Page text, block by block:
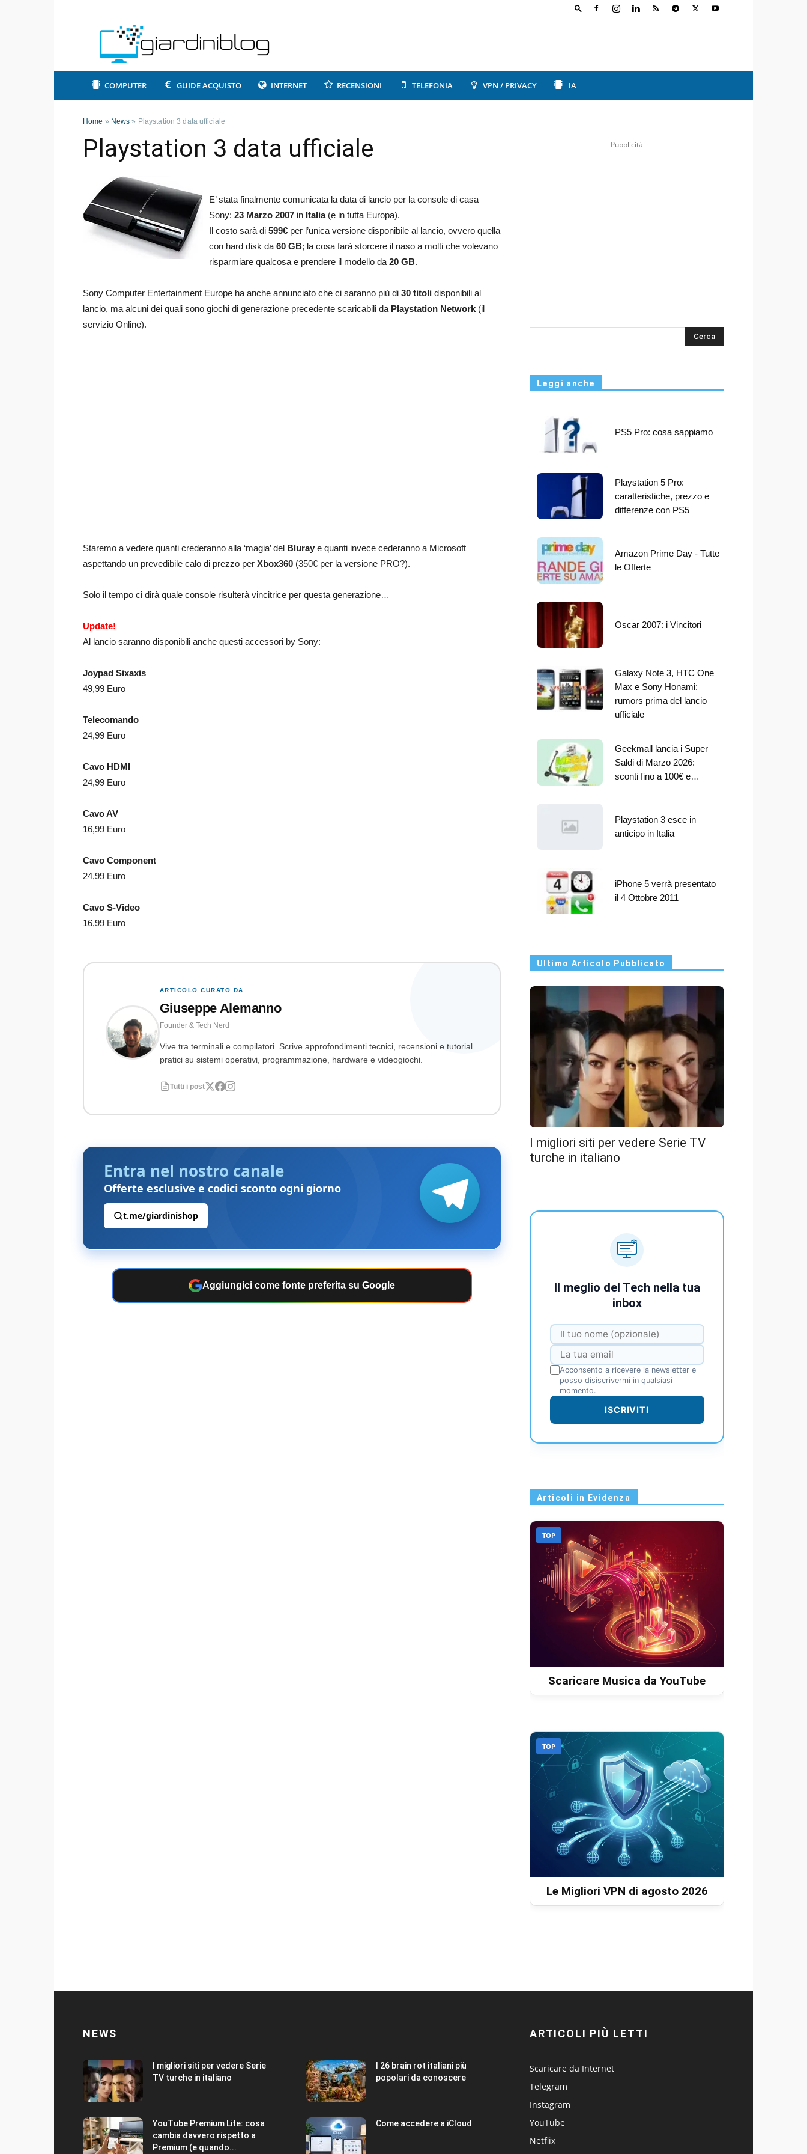
COMPUTER GUIDE ACQUISTO INTERNET RECENSIONI TELEFONIA VPN / PRIVACY IA
Home » News » Playstation 3 data ufficiale
Playstation 3 data ufficiale
E’ stata finalmente comunicata la data di lancio per la console di casa
Sony: 23 Marzo 2007 in Italia(e in tutta Europa).
Il costo sarà di 599€ per l’unica versione disponibile al lancio, ovvero quella
con hard disk da 60 GB; la cosa farà storcere il naso a molti che volevano
risparmiare qualcosa e prendere il modello da 20 GB.
Sony Computer Entertainment Europe ha anche annunciato che ci saranno più di 30 titoli disponibili al
lancio, ma alcuni dei quali sono giochi di generazione precedente scaricabili da Playstation Network (il
servizio Online).
Staremo a vedere quanti crederanno alla ‘magia’ del Bluray e quanti invece cederanno a Microsoft
aspettando un prevedibile calo di prezzo per Xbox360 (350€ per la versione PRO?).
Solo il tempo ci dirà quale console risulterà vincitrice per questa generazione…
Update!
Al lancio saranno disponibili anche questi accessori by Sony:
Joypad Sixaxis
49,99 Euro
Telecomando
24,99 Euro
Cavo HDMI
24,99 Euro
Cavo AV
16,99 Euro
Cavo Component
24,99 Euro
Cavo S-Video
16,99 Euro
ARTICOLO CURATO DA
Giuseppe Alemanno
Founder & Tech Nerd
Vive tra terminali e compilatori. Scrive approfondimenti tecnici, recensioni e tutorial
pratici su sistemi operativi, programmazione, hardware e videogiochi.
Tutti i post
Entra nel nostro canale
Offerte esclusive e codici sconto ogni giorno
t.me/giardinishop
Aggiungici come fonte preferita su Google
Pubblicità
s
Leggi anche
PS5 Pro: cosa sappiamo
Playstation 5 Pro:
caratteristiche, prezzo e
differenze con PS5
Amazon Prime Day - Tutte
le Offerte
Oscar 2007: i Vincitori
Galaxy Note 3, HTC One
Max e Sony Honami:
rumors prima del lancio
ufficiale
Geekmall lancia i Super
Saldi di Marzo 2026:
sconti fino a 100€ e…
Playstation 3 esce in
anticipo in Italia
iPhone 5 verrà presentato
il 4 Ottobre 2011
Ultimo Articolo Pubblicato
I migliori siti per vedere Serie TV
turche in italiano
Il meglio del Tech nella tua
inbox
Acconsento a ricevere la newsletter e
posso disiscrivermi in qualsiasi
momento.
ISCRIVITI
Articoli in Evidenza
TOP
Scaricare Musica da YouTube
TOP
Le Migliori VPN di agosto 2026
NEWS
I migliori siti per vedere Serie
TV turche in italiano
I 26 brain rot italiani più
popolari da conoscere
YouTube Premium Lite: cosa
cambia davvero rispetto a
Premium (e quando...
Come accedere a iCloud
ARTICOLI PIÙ LETTI
Scaricare da Internet
Telegram
Instagram
YouTube
Netflix